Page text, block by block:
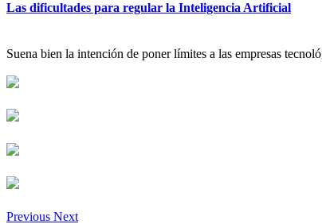
Las dificultades para regular la Inteligencia Artificial
Suena bien la intención de poner límites a las empresas
Previous Next